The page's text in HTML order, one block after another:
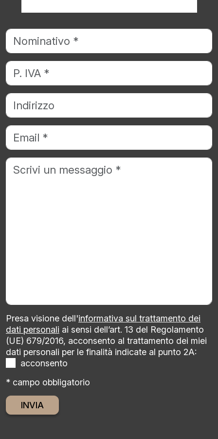
Presa visione dell'informativa sul trattamento dei
dati personali ai sensi dell’art. 13 del Regolamento
(UE) 679/2016, acconsento al trattamento dei miei
dati personali per le finalità indicate al punto 2A:
acconsento
* campo obbligatorio